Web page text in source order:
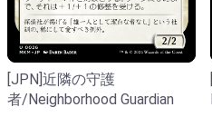
[JPN]近隣の守護
者/Neighborhood Guardian